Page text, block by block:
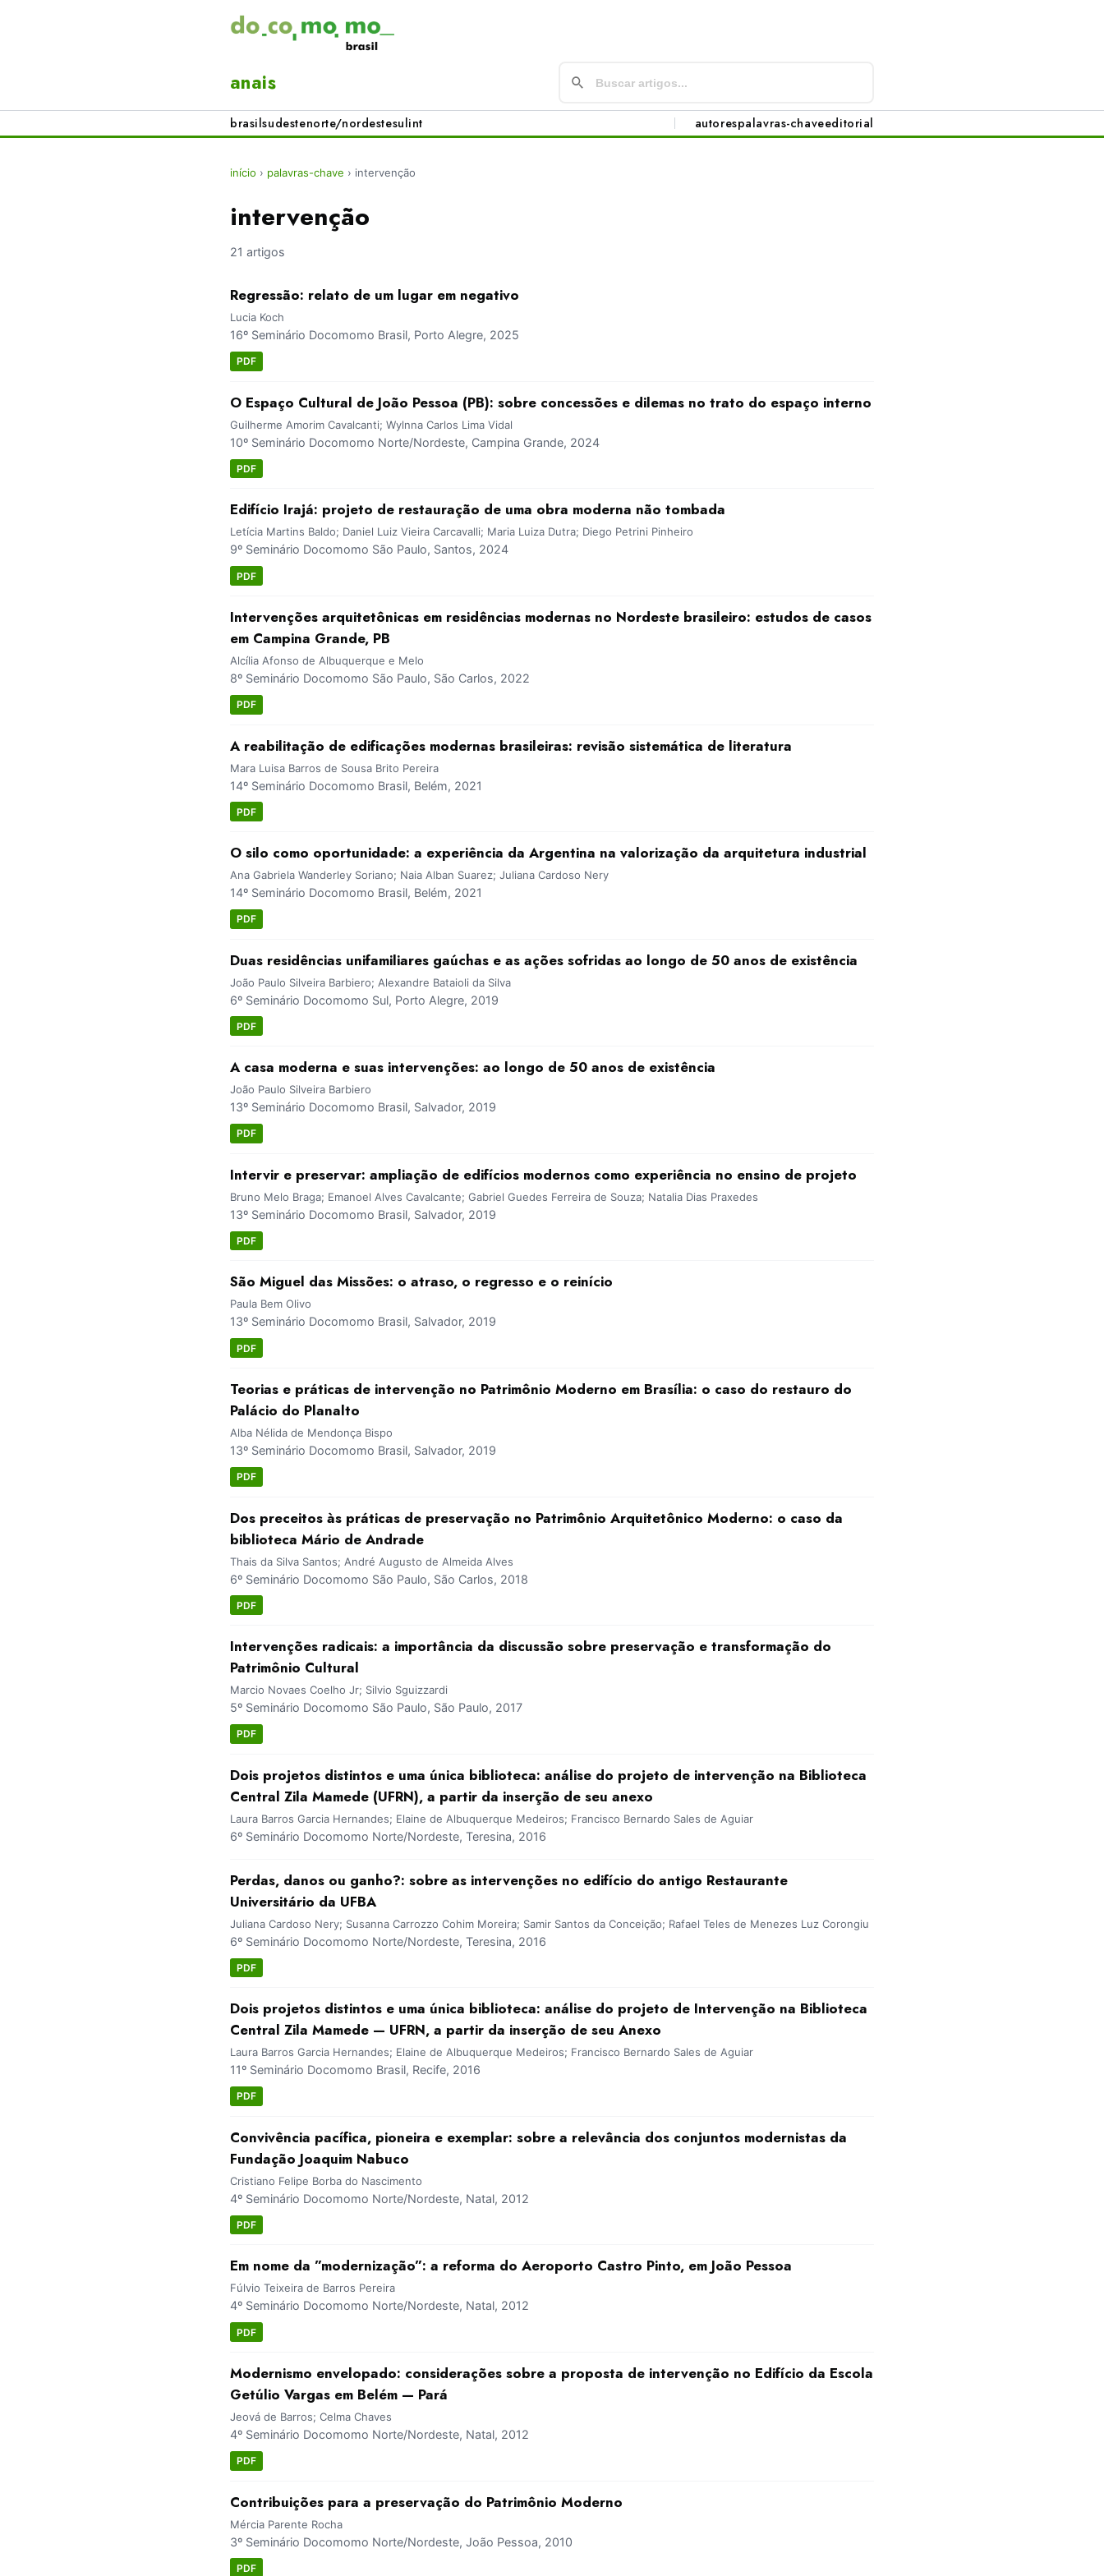
anais
brasilsudestenorte/nordestesulint autorespalavras-chaveeditorial
início › palavras-chave › intervenção
intervenção
21 artigos
Regressão: relato de um lugar em negativo
Lucia Koch
16º Seminário Docomomo Brasil, Porto Alegre, 2025
PDF
O Espaço Cultural de João Pessoa (PB): sobre concessões e dilemas no trato do espaço interno
Guilherme Amorim Cavalcanti; Wylnna Carlos Lima Vidal
10º Seminário Docomomo Norte/Nordeste, Campina Grande, 2024
PDF
Edifício Irajá: projeto de restauração de uma obra moderna não tombada
Letícia Martins Baldo; Daniel Luiz Vieira Carcavalli; Maria Luiza Dutra; Diego Petrini Pinheiro
9º Seminário Docomomo São Paulo, Santos, 2024
PDF
Intervenções arquitetônicas em residências modernas no Nordeste brasileiro: estudos de casos
em Campina Grande, PB
Alcília Afonso de Albuquerque e Melo
8º Seminário Docomomo São Paulo, São Carlos, 2022
PDF
A reabilitação de edificações modernas brasileiras: revisão sistemática de literatura
Mara Luisa Barros de Sousa Brito Pereira
14º Seminário Docomomo Brasil, Belém, 2021
PDF
O silo como oportunidade: a experiência da Argentina na valorização da arquitetura industrial
Ana Gabriela Wanderley Soriano; Naia Alban Suarez; Juliana Cardoso Nery
14º Seminário Docomomo Brasil, Belém, 2021
PDF
Duas residências unifamiliares gaúchas e as ações sofridas ao longo de 50 anos de existência
João Paulo Silveira Barbiero; Alexandre Bataioli da Silva
6º Seminário Docomomo Sul, Porto Alegre, 2019
PDF
A casa moderna e suas intervenções: ao longo de 50 anos de existência
João Paulo Silveira Barbiero
13º Seminário Docomomo Brasil, Salvador, 2019
PDF
Intervir e preservar: ampliação de edifícios modernos como experiência no ensino de projeto
Bruno Melo Braga; Emanoel Alves Cavalcante; Gabriel Guedes Ferreira de Souza; Natalia Dias Praxedes
13º Seminário Docomomo Brasil, Salvador, 2019
PDF
São Miguel das Missões: o atraso, o regresso e o reinício
Paula Bem Olivo
13º Seminário Docomomo Brasil, Salvador, 2019
PDF
Teorias e práticas de intervenção no Patrimônio Moderno em Brasília: o caso do restauro do
Palácio do Planalto
Alba Nélida de Mendonça Bispo
13º Seminário Docomomo Brasil, Salvador, 2019
PDF
Dos preceitos às práticas de preservação no Patrimônio Arquitetônico Moderno: o caso da
biblioteca Mário de Andrade
Thais da Silva Santos; André Augusto de Almeida Alves
6º Seminário Docomomo São Paulo, São Carlos, 2018
PDF
Intervenções radicais: a importância da discussão sobre preservação e transformação do
Patrimônio Cultural
Marcio Novaes Coelho Jr; Silvio Sguizzardi
5º Seminário Docomomo São Paulo, São Paulo, 2017
PDF
Dois projetos distintos e uma única biblioteca: análise do projeto de intervenção na Biblioteca
Central Zila Mamede (UFRN), a partir da inserção de seu anexo
Laura Barros Garcia Hernandes; Elaine de Albuquerque Medeiros; Francisco Bernardo Sales de Aguiar
6º Seminário Docomomo Norte/Nordeste, Teresina, 2016
Perdas, danos ou ganho?: sobre as intervenções no edifício do antigo Restaurante
Universitário da UFBA
Juliana Cardoso Nery; Susanna Carrozzo Cohim Moreira; Samir Santos da Conceição; Rafael Teles de Menezes Luz Corongiu
6º Seminário Docomomo Norte/Nordeste, Teresina, 2016
PDF
Dois projetos distintos e uma única biblioteca: análise do projeto de Intervenção na Biblioteca
Central Zila Mamede — UFRN, a partir da inserção de seu Anexo
Laura Barros Garcia Hernandes; Elaine de Albuquerque Medeiros; Francisco Bernardo Sales de Aguiar
11º Seminário Docomomo Brasil, Recife, 2016
PDF
Convivência pacífica, pioneira e exemplar: sobre a relevância dos conjuntos modernistas da
Fundação Joaquim Nabuco
Cristiano Felipe Borba do Nascimento
4º Seminário Docomomo Norte/Nordeste, Natal, 2012
PDF
Em nome da ”modernização”: a reforma do Aeroporto Castro Pinto, em João Pessoa
Fúlvio Teixeira de Barros Pereira
4º Seminário Docomomo Norte/Nordeste, Natal, 2012
PDF
Modernismo envelopado: considerações sobre a proposta de intervenção no Edifício da Escola
Getúlio Vargas em Belém — Pará
Jeová de Barros; Celma Chaves
4º Seminário Docomomo Norte/Nordeste, Natal, 2012
PDF
Contribuições para a preservação do Patrimônio Moderno
Mércia Parente Rocha
3º Seminário Docomomo Norte/Nordeste, João Pessoa, 2010
PDF